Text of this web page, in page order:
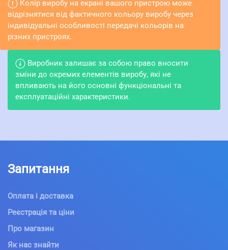
Колір виробу на екрані вашого пристрою може
відрізнятися від фактичного кольору виробу через
індивідуальні особливості передачі кольорів на
різних пристроях.
Виробник залишає за собою право вносити
зміни до окремих елементів виробу, які не
впливають на його основні функціональні та
експлуатаційні характеристики.
Запитання
Оплата і доставка
Реєстрація та ціни
Про магазин
Як нас знайти